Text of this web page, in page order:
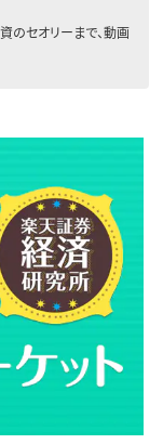
のセオリーまで、動画